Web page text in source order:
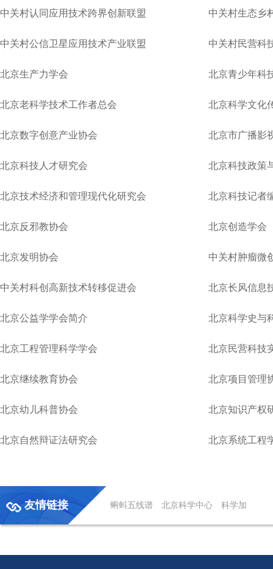
中关村认同应用技术跨界创新联盟 中关村生态乡
中关村公信卫星应用技术产业联盟 中关村民营科
北京生产力学会 北京青少年科
北京老科学技术工作者总会 北京科学文化
北京数字创意产业协会 北京市广播影
北京科技人才研究会 北京科技政策
北京技术经济和管理现代化研究会 北京科技记者
北京反邪教协会 北京创造学会
北京发明协会 中关村肿瘤微
中关村科创高新技术转移促进会 北京长风信息
北京公益学学会简介 北京科学史与
北京工程管理科学学会 北京民营科技
北京继续教育协会 北京项目管理
北京幼儿科普协会 北京知识产权
北京自然辩证法研究会 北京系统工程
友情链接 蝌蚪五线谱 北京科学中心 科学加